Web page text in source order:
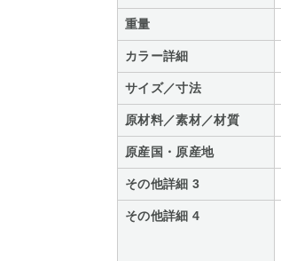
重量
カラー詳細
サイズ／寸法
原材料／素材／材質
原産国・原産地
その他詳細 3
その他詳細 4